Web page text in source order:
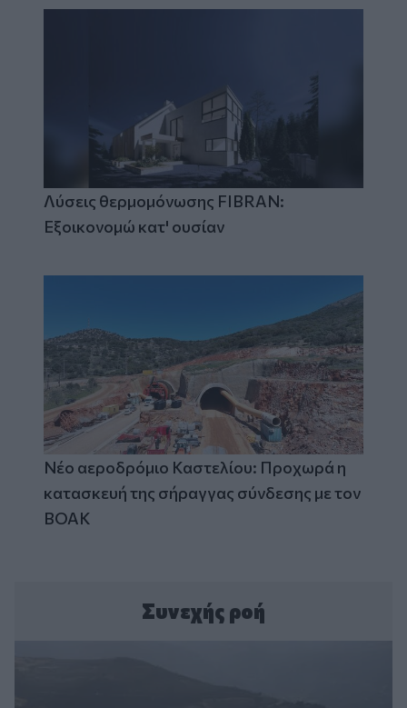
Λύσεις θερμομόνωσης FIBRAN:
Εξοικονομώ κατ' ουσίαν
Νέο αεροδρόμιο Καστελίου: Προχωρά η
κατασκευή της σήραγγας σύνδεσης με τον
ΒΟΑΚ
Συνεχής ροή